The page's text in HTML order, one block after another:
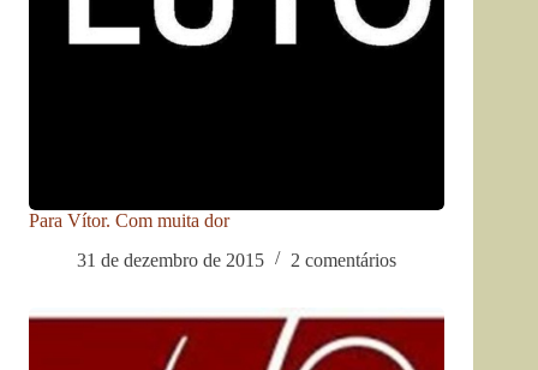
Para Vítor. Com muita dor
31 de dezembro de 2015
2 comentários